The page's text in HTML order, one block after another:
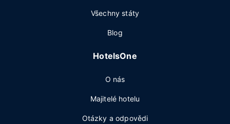
Všechny státy
Blog
HotelsOne
O nás
Majitelé hotelu
Otázky a odpovědi